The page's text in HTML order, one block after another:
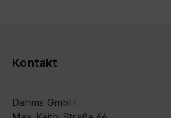
Kontakt
Dahms GmbH